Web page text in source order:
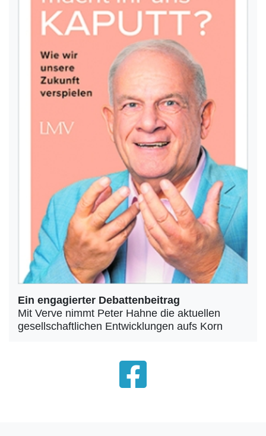
Ein engagierter Debattenbeitrag
Mit Verve nimmt Peter Hahne die aktuellen
gesellschaftlichen Entwicklungen aufs Korn